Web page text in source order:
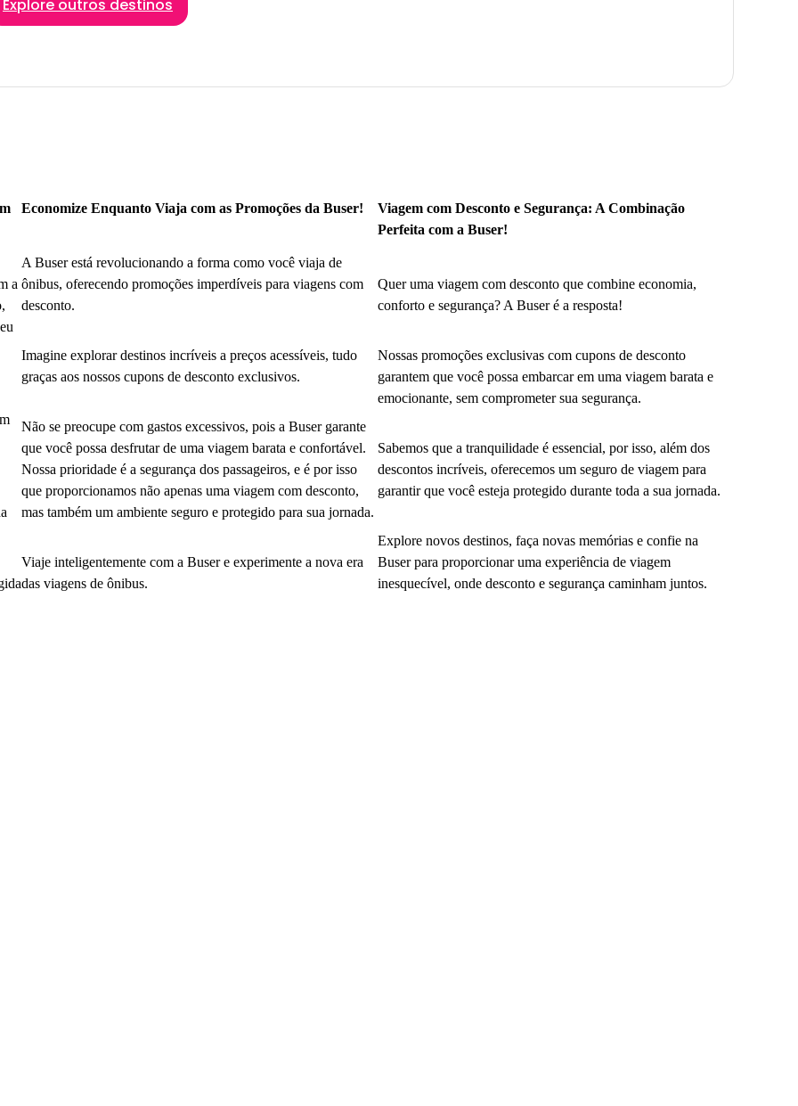
Explore outros destinos
a
Economize Enquanto Viaja com as Promoções da Buser!
A Buser está revolucionando a forma como você viaja de
ônibus, oferecendo promoções imperdíveis para viagens com
desconto.
Imagine explorar destinos incríveis a preços acessíveis, tudo
graças aos nossos cupons de desconto exclusivos.
Não se preocupe com gastos excessivos, pois a Buser garante
que você possa desfrutar de uma viagem barata e confortável.
Nossa prioridade é a segurança dos passageiros, e é por isso
que proporcionamos não apenas uma viagem com desconto,
mas também um ambiente seguro e protegido para sua jornada.
Viaje inteligentemente com a Buser e experimente a nova era
das viagens de ônibus.
Viagem com Desconto e Segurança: A Combinação
Perfeita com a Buser!
Quer uma viagem com desconto que combine economia,
conforto e segurança? A Buser é a resposta!
Nossas promoções exclusivas com cupons de desconto
garantem que você possa embarcar em uma viagem barata e
emocionante, sem comprometer sua segurança.
Sabemos que a tranquilidade é essencial, por isso, além dos
descontos incríveis, oferecemos um seguro de viagem para
garantir que você esteja protegido durante toda a sua jornada.
Explore novos destinos, faça novas memórias e confie na
Buser para proporcionar uma experiência de viagem
inesquecível, onde desconto e segurança caminham juntos.